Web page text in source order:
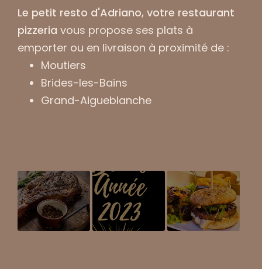
Le petit resto d'Adriano, votre restaurant
pizzeria vous propose ses plats à
emporter ou en livraison à proximité de :
Moutiers
Brides-les-Bains
Grand-Aigueblanche